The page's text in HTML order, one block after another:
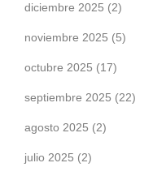
diciembre 2025 (2)
noviembre 2025 (5)
octubre 2025 (17)
septiembre 2025 (22)
agosto 2025 (2)
julio 2025 (2)